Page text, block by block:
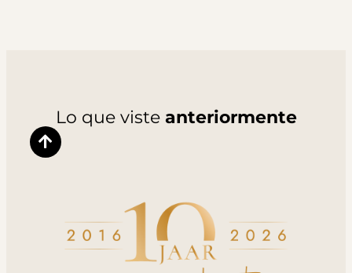
Lo que viste anteriormente